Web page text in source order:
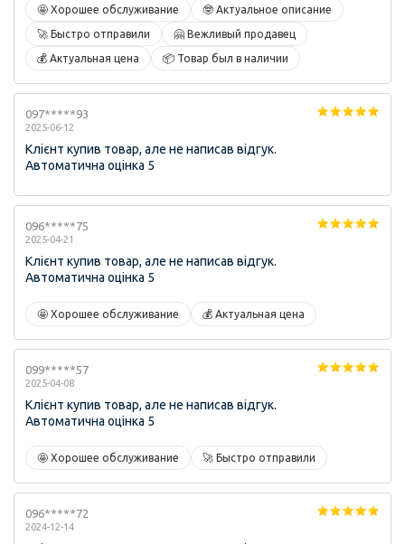
🤩 Хорошее обслуживание 🤓 Актуальное описание
🚀 Быстро отправили 🤗 Вежливый продавец
💰 Актуальная цена 📦 Товар был в наличии
097*****93
2025-06-12
Клієнт купив товар, але не написав відгук.
Автоматична оцінка 5
096*****75
2025-04-21
Клієнт купив товар, але не написав відгук.
Автоматична оцінка 5
🤩 Хорошее обслуживание 💰 Актуальная цена
099*****57
2025-04-08
Клієнт купив товар, але не написав відгук.
Автоматична оцінка 5
🤩 Хорошее обслуживание 🚀 Быстро отправили
096*****72
2024-12-14